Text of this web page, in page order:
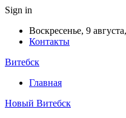
Sign in
Воскресенье, 9
Контакты
Витебск
Главная
Новый Витебск